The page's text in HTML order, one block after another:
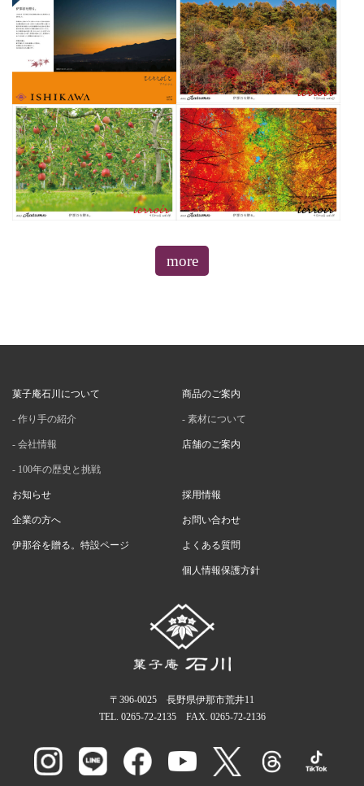
more
菓子庵石川について
作り手の紹介
会社情報
100年の歴史と挑戦
商品のご案内
素材について
店舗のご案内
お知らせ
企業の方へ
伊那谷を贈る。特設ページ
採用情報
お問い合わせ
よくある質問
個人情報保護方針
〒396-0025 長野県伊那市荒井11
TEL. 0265-72-2135FAX. 0265-72-2136